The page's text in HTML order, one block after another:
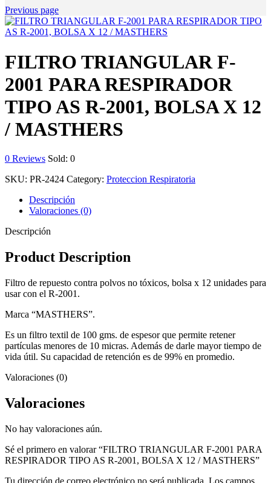
Previous page
FILTRO TRIANGULAR F-
2001 PARA RESPIRADOR
TIPO AS R-2001, BOLSA X 12
/ MASTHERS
0 Reviews Sold: 0
SKU: PR-2424 Category: Proteccion Respiratoria
Descripción
Valoraciones (0)
Descripción
Product Description
Filtro de repuesto contra polvos no tóxicos, bolsa x 12 unidades para
usar con el R-2001.
Marca “MASTHERS”.
Es un filtro textil de 100 gms. de espesor que permite retener
partículas menores de 10 micras. Además de darle mayor tiempo de
vida útil. Su capacidad de retención es de 99% en promedio.
Valoraciones (0)
Valoraciones
No hay valoraciones aún.
Sé el primero en valorar “FILTRO TRIANGULAR F-2001 PARA
RESPIRADOR TIPO AS R-2001, BOLSA X 12 / MASTHERS”
Tu dirección de correo electrónico no será publicada. Los campos